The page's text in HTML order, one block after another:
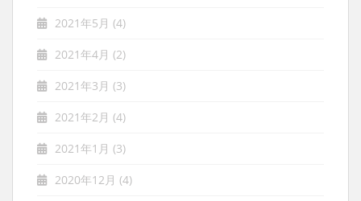
2021年5月 (4)
2021年4月 (2)
2021年3月 (3)
2021年2月 (4)
2021年1月 (3)
2020年12月 (4)